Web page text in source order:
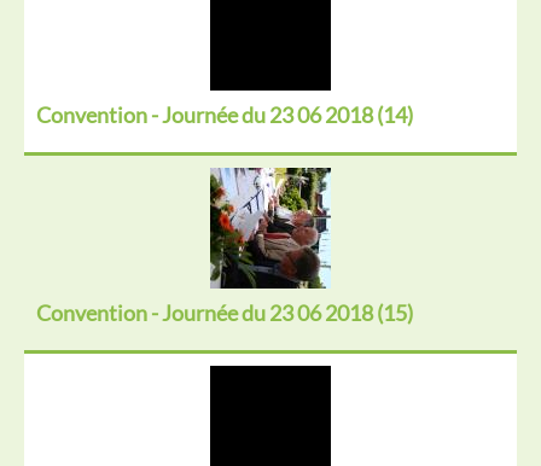
Convention - Journée du 23 06 2018 (14)
Convention - Journée du 23 06 2018 (15)